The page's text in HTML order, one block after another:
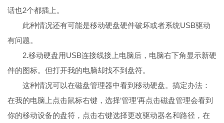
话也2个都插上。
此种情况还有可能是移动硬盘硬件破坏或者系统USB驱动
有问题。
2.移动硬盘用USB连接线接上电脑后，电脑右下角显示新硬
件的图标。但打开我的电脑却找不到盘符。
这种情况可以在磁盘管理器中看到移动硬盘。搞定办法：
在我的电脑上点击鼠标右键，选择‘管理’再点击磁盘管理会看到
你的移动设备的盘符，点击右键选择更改驱动器名和路径，在